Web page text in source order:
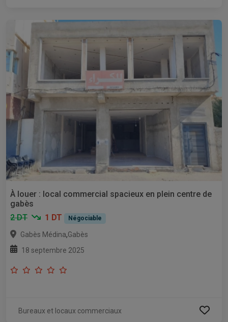
À louer : local commercial spacieux en plein centre de
gabès
2 DT
1 DT Négociable
Gabès Médina,Gabès
18 septembre 2025
Bureaux et locaux commerciaux